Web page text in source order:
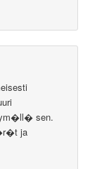
sen.
ja